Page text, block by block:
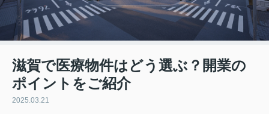
滋賀で医療物件はどう選ぶ？開業の
ポイントをご紹介
2025.03.21